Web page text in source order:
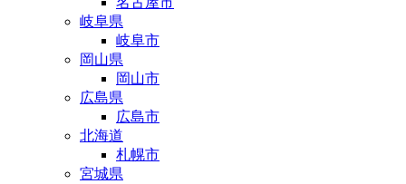
岐阜県
岐阜市
岡山県
岡山市
広島県
広島市
北海道
札幌市
宮城県